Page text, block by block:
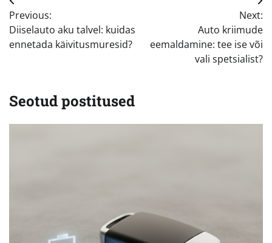
Previous:
Diiselauto aku talvel: kuidas
ennetada käivitusmuresid?
Next:
Auto kriimude
eemaldamine: tee ise või
vali spetsialist?
Seotud postitused